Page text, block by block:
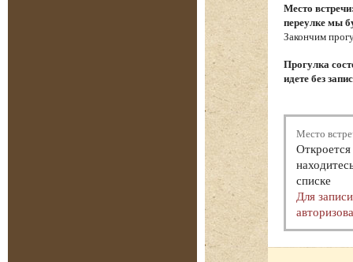
Место
переулке мы
Закончим
Прогулка
идете без
Место
списке
Для